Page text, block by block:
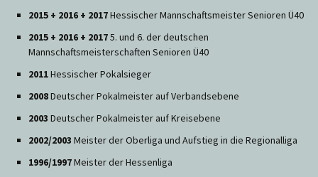
2015 + 2016 + 2017Hessischer Mannschaftsmeister Senioren Ü40
2015 + 2016 + 20175. und 6. der deutschen
Mannschaftsmeisterschaften Senioren Ü40
2011Hessischer Pokalsieger
2008Deutscher Pokalmeister auf Verbandsebene
2003 Deutscher Pokalmeister auf Kreisebene
2002/2003 Meister der Oberliga und Aufstieg in die Regionalliga
1996/1997Meister der Hessenliga